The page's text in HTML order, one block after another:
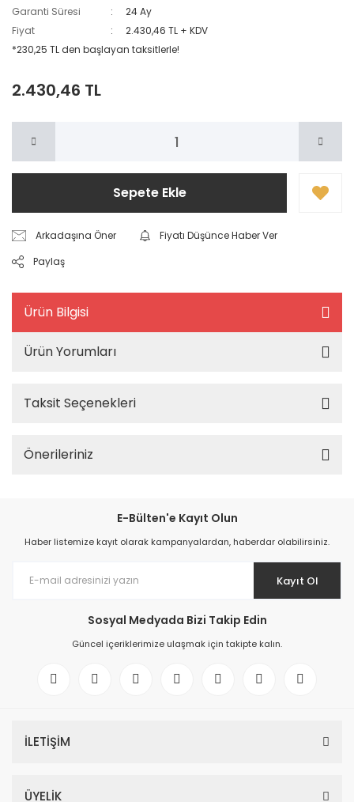
Garanti Süresi
24 Ay
Fiyat
2.430,46 TL + KDV
*230,25 TL den başlayan taksitlerle!
2.430,46 TL
Sepete Ekle
Arkadaşına Öner
Fiyatı Düşünce Haber Ver
Paylaş
Ürün Bilgisi
Ürün Yorumları
Taksit Seçenekleri
Önerileriniz
E-Bülten'e Kayıt Olun
Haber listemize kayıt olarak kampanyalardan, haberdar olabilirsiniz.
Kayıt Ol
Sosyal Medyada Bizi Takip Edin
Güncel içeriklerimize ulaşmak için takipte kalın.
İLETİŞİM
ÜYELİK